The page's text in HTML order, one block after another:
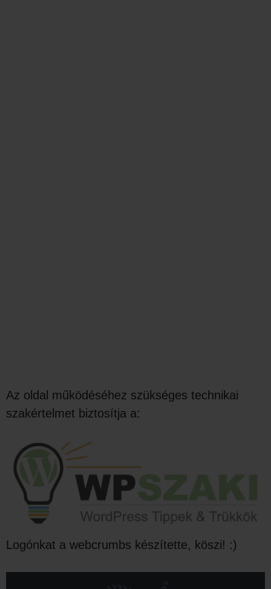
Az oldal működéséhez szükséges technikai
szakértelmet biztosítja a:
Logónkat a webcrumbs készítette, köszi! :)